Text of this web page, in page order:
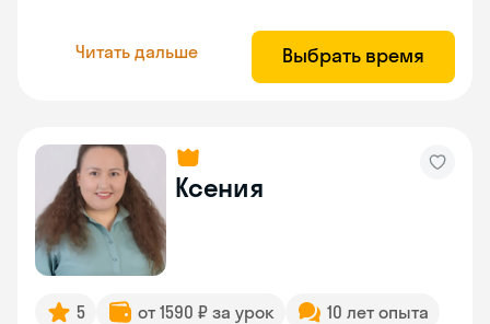
Читать дальше Выбрать время
Ксения
5 от 1590 ₽ за урок 10 лет опыта